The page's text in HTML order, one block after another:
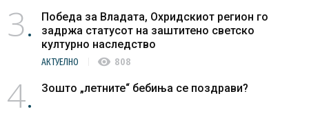
3
Победа за Владата, Охридскиот регион го
задржа статусот на заштитено светско
културно наследство
АКТУЕЛНО visibility 808
4 Зошто „летните“ бебиња се поздрави?